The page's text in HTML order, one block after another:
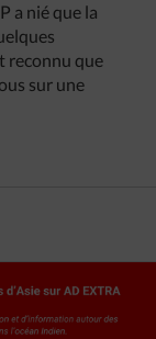
a nié que la
reconnu que
sur une